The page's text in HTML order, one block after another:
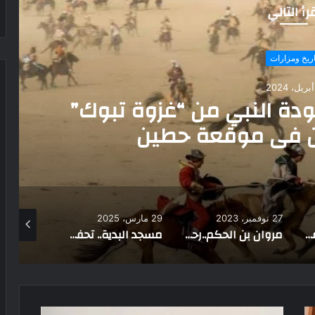
التالي
تاريخ ومزارات
وأهم المواقع الآثرية في اليمن
مروان بن الحكم..رحلة صعود خليفة الدولة الأموية الرابع”
29 مارس، 2025 28 أبريل، 2025